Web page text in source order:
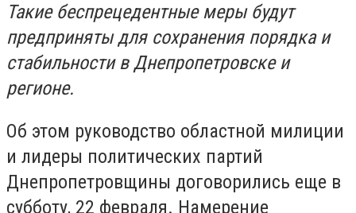
Такие беспрецедентные меры будут
предприняты для сохранения порядка и
стабильности в Днепропетровске и
регионе.
Об этом руководство областной милиции
и лидеры политических партий
Днепропетровщины договорились еще в
субботу, 22 февраля. Намерение